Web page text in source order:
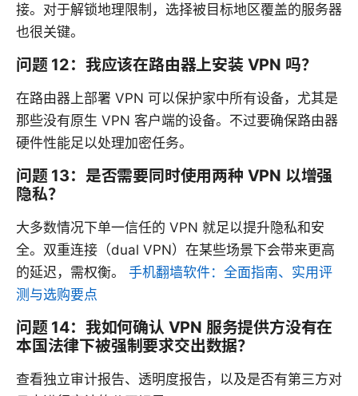
接。对于解锁地理限制，选择被目标地区覆盖的服务器
也很关键。
问题 12：我应该在路由器上安装 VPN 吗？
在路由器上部署 VPN 可以保护家中所有设备，尤其是
那些没有原生 VPN 客户端的设备。不过要确保路由器
硬件性能足以处理加密任务。
问题 13：是否需要同时使用两种 VPN 以增强
隐私？
大多数情况下单一信任的 VPN 就足以提升隐私和安
全。双重连接（dual VPN）在某些场景下会带来更高
的延迟，需权衡。 手机翻墙软件：全面指南、实用评
测与选购要点
问题 14：我如何确认 VPN 服务提供方没有在
本国法律下被强制要求交出数据？
查看独立审计报告、透明度报告，以及是否有第三方对